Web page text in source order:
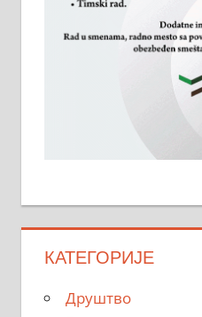
КАТЕГОРИЈЕ
Друштво